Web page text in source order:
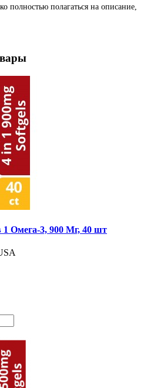
полностью полагаться на описание,
1 Омега-3, 900 Мг, 40 шт